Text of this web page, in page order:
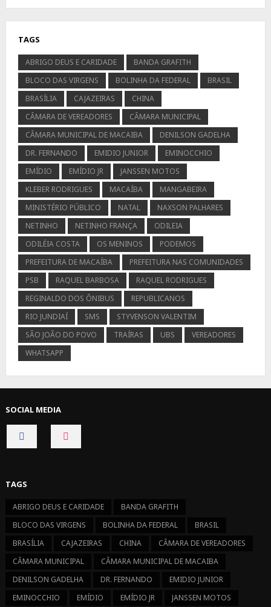
TAGS
ABRIGO DEUS E CARIDADE
BANDA GRAFITH
BLOCO DAS VIRGENS
BOLINHA DA FEDERAL
BRASIL
BRASÍLIA
CAJAZEIRAS
CHINA
CÂMARA DE VEREADORES
CÂMARA MUNICIPAL
CÂMARA MUNICIPAL DE MACAIBA
DENILSON GADELHA
DR. FERNANDO
EMIDIO JUNIOR
EMINOCCHIO
EMÍDIO
EMÍDIO JR
JANSSEN MOTOS
KLEBER RODRIGUES
MACAÍBA
MANGABEIRA
MINISTÉRIO PÚBLICO
NATAL
NAXSON PALHARES
NETINHO
NETINHO FRANÇA
ODILEIA
ODILÉIA COSTA
OS MENINOS
PODEMOS
PREFEITURA DE MACAÍBA
PREFEITURA NAS COMUNIDADES
PSB
RAQUEL BARBOSA
RAQUEL RODRIGUES
REGINALDO DOS ÔNIBUS
REPUBLICANOS
RIO JUNDIAÍ
SMS
STYVENSON VALENTIM
SÃO JOÃO DO POVO
TRAÍRAS UBS
VEREADORES
WHATSAPP
SOCIAL MEDIA
CONNECT
ON
TAGS
ABRIGO DEUS E CARIDADE
BANDA GRAFITH
BLOCO DAS VIRGENS
BOLINHA DA FEDERAL
BRASIL
BRASÍLIA
CAJAZEIRAS CHINA
CÂMARA DE VEREADORES
CÂMARA MUNICIPAL
CÂMARA MUNICIPAL DE MACAIBA
DENILSON GADELHA
DR. FERNANDO
EMIDIO JUNIOR
EMINOCCHIO
EMÍDIO EMÍDIO JR
JANSSEN MOTOS